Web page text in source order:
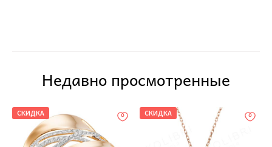
Недавно просмотренные
СКИДКА СКИДКА